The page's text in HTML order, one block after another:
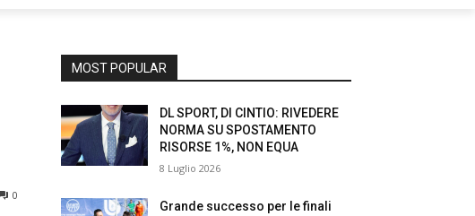
0
MOST POPULAR
DL SPORT, DI CINTIO: RIVEDERE
NORMA SU SPOSTAMENTO
RISORSE 1%, NON EQUA
8 Luglio 2026
Grande successo per le finali